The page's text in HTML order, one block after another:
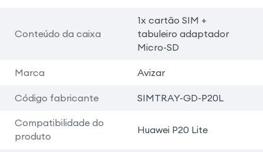
Conteúdo da caixa
1x cartão SIM +
tabuleiro adaptador
Micro-SD
Marca Avizar
Código fabricante SIMTRAY-GD-P20L
Compatibilidade do
produto
Huawei P20 Lite